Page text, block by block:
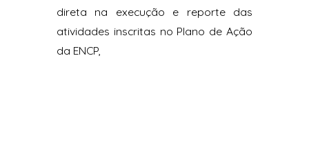
direta na execução e reporte das
atividades inscritas no Plano de Ação
da ENCP,